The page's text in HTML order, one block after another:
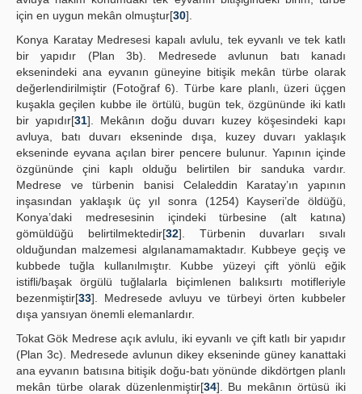
için en uygun mekân olmuştur[30].
Konya Karatay Medresesi kapalı avlulu, tek eyvanlı ve tek katlı
bir yapıdır (Plan 3b). Medresede avlunun batı kanadı
eksenindeki ana eyvanın güneyine bitişik mekân türbe olarak
değerlendirilmiştir (Fotoğraf 6). Türbe kare planlı, üzeri üçgen
kuşakla geçilen kubbe ile örtülü, bugün tek, özgününde iki katlı
bir yapıdır[31]. Mekânın doğu duvarı kuzey köşesindeki kapı
avluya, batı duvarı ekseninde dışa, kuzey duvarı yaklaşık
ekseninde eyvana açılan birer pencere bulunur. Yapının içinde
özgününde çini kaplı olduğu belirtilen bir sanduka vardır.
Medrese ve türbenin banisi Celaleddin Karatay’ın yapının
inşasından yaklaşık üç yıl sonra (1254) Kayseri’de öldüğü,
Konya’daki medresesinin içindeki türbesine (alt katına)
gömüldüğü belirtilmektedir[32]. Türbenin duvarları sıvalı
olduğundan malzemesi algılanamamaktadır. Kubbeye geçiş ve
kubbede tuğla kullanılmıştır. Kubbe yüzeyi çift yönlü eğik
istifli/başak örgülü tuğlalarla biçimlenen balıksırtı motifleriyle
bezenmiştir[33]. Medresede avluyu ve türbeyi örten kubbeler
dışa yansıyan önemli elemanlardır.
Tokat Gök Medrese açık avlulu, iki eyvanlı ve çift katlı bir yapıdır
(Plan 3c). Medresede avlunun dikey ekseninde güney kanattaki
ana eyvanın batısına bitişik doğu-batı yönünde dikdörtgen planlı
mekân türbe olarak düzenlenmiştir[34]. Bu mekânın örtüsü iki